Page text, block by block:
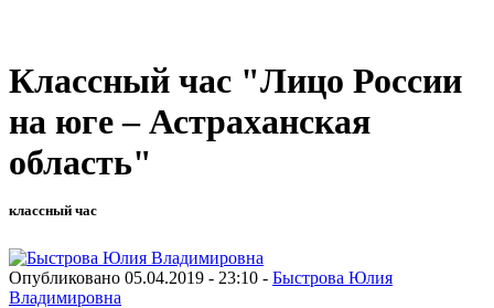
Классный час "Лицо России
на юге – Астраханская
область"
классный час
Опубликовано 05.04.2019 - 23:10 - Быстрова Юлия
Владимировна